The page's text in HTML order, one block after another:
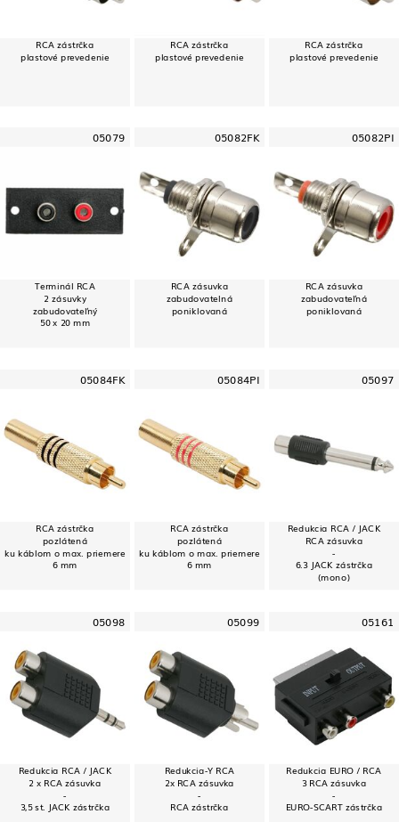
RCA zástrčka
plastové prevedenie
RCA zástrčka
plastové prevedenie
RCA zástrčka
plastové prevedenie
05079
Terminál RCA
2 zásuvky
zabudovateľný
50 x 20 mm
05082FK
RCA zásuvka
zabudovatelná
poniklovaná
05082PI
RCA zásuvka
zabudovateľná
poniklovaná
05084FK
RCA zástrčka
pozlátená
ku káblom o max. priemere
6 mm
05084PI
RCA zástrčka
pozlátená
ku káblom o max. priemere
6 mm
05097
Redukcia RCA / JACK
RCA zásuvka
-
6.3 JACK zástrčka
(mono)
05098
Redukcia RCA / JACK
2 x RCA zásuvka
-
3,5 st. JACK zástrčka
05099
Redukcia-Y RCA
2x RCA zásuvka
-
RCA zástrčka
05161
Redukcia EURO / RCA
3 RCA zásuvka
-
EURO-SCART zástrčka